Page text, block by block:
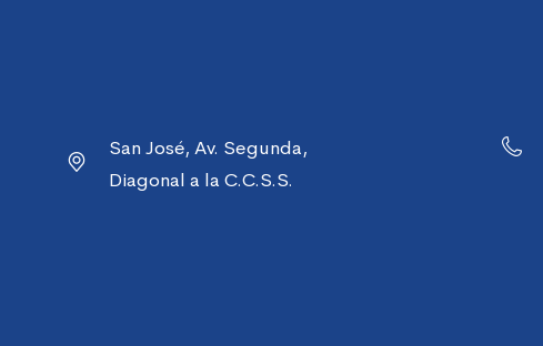
San José, Av. Segunda,
Diagonal a la C.C.S.S.